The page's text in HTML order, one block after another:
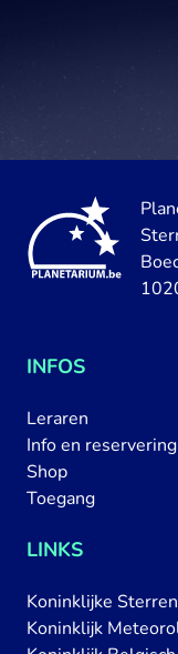
INFOS
Leraren
Info en reservering
Shop
Toegang
LINKS
Koninklijke
Koninklijk